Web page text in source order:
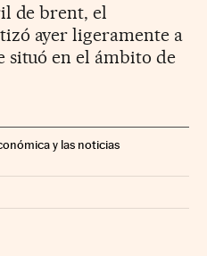
de brent, el
ayer ligeramente a
situó en el ámbito de
y las noticias
Twitter